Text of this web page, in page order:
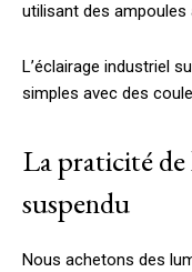
utilisant des ampoules
L’éclairage industriel
simples avec des
La praticité de
suspendu
Nous achetons des